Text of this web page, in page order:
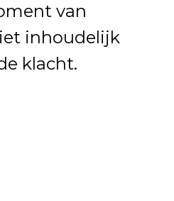
van
inhoudelijk
klacht.